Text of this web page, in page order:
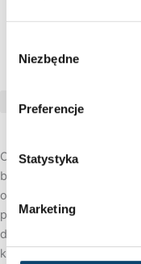
zgody
Niezbędne
Preferencje
Statystyka
Marketing
DODAJ DO KOSZYKA
1
Odkryj pełnię korzyści,
białka serwatkowego w
osób pragnących
proces regeneracji po
dostępne są w
każdy znajdzie produkt